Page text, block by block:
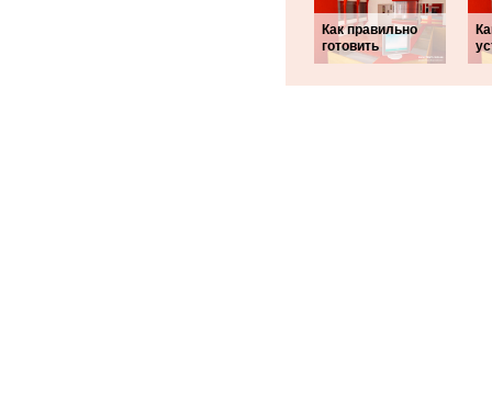
Как правильно
готовить